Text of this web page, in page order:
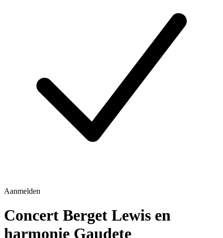
Aanmelden
Concert Berget Lewis en
harmonie Gaudete